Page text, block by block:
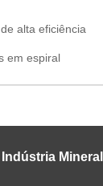
alta eficiência
em espiral
Mineral